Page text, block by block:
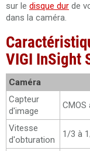
sur le disque dur de
dans la caméra.
VIGI InSight
Caméra
Capteur
d'image
CMOS
Vitesse
d'obturation
1/3 à